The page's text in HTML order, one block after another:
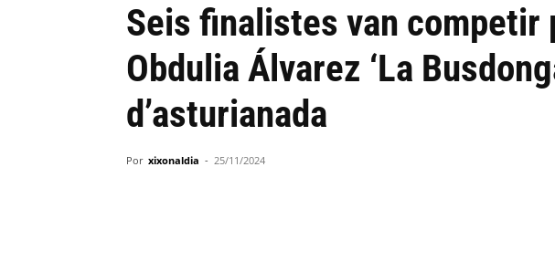
Seis finalistes van competir
Obdulia Álvarez ‘La
d’asturianada
Por xixonaldia - 25/11/2024